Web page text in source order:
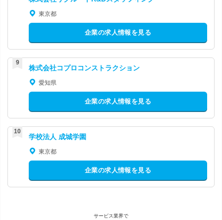
東京都
企業の求人情報を見る
株式会社コプロコンストラクション
愛知県
企業の求人情報を見る
学校法人 成城学園
東京都
企業の求人情報を見る
サービス業界で